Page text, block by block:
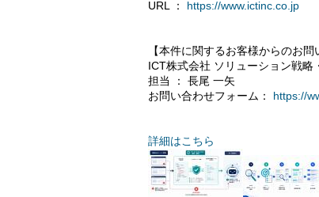
URL ： https://www.ictinc.co.jp
【本件に関するお客様からのお問
ICT株式会社 ソリューション戦略
担当 ： 長尾 一矢
お問い合わせフォーム： https://
詳細はこちら